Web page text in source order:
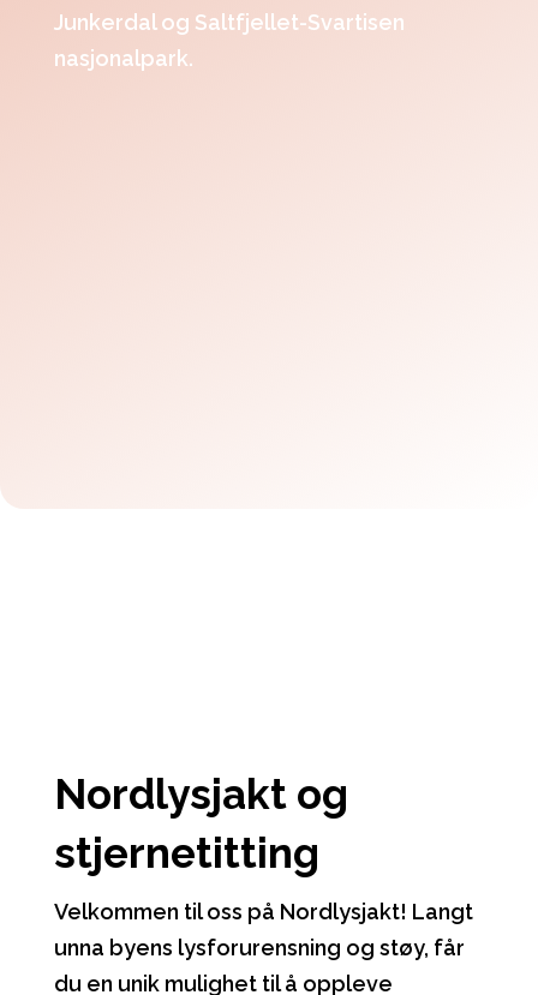
Junkerdal og Saltfjellet-Svartisen
nasjonalpark.
Nordlysjakt og
stjernetitting
Velkommen til oss på Nordlysjakt! Langt
unna byens lysforurensning og støy, får
du en unik mulighet til å oppleve